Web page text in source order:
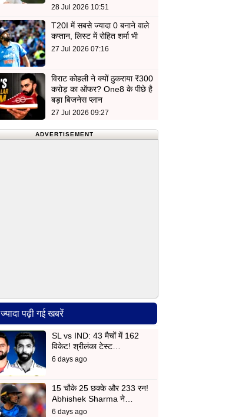
28 Jul 2026 10:51
T20I में सबसे ज्यादा 0 बनाने वाले
कप्तान, लिस्ट में रोहित शर्मा भी
27 Jul 2026 07:16
विराट कोहली ने क्यों ठुकराया ₹300
करोड़ का ऑफर? One8 के पीछे है
बड़ा बिजनेस प्लान
27 Jul 2026 09:27
ADVERTISEMENT
पढ़ी गई खबरें
SL vs IND: 43 मैचों में 162
विकेट! श्रीलंका टेस्ट…
6 days ago
15 चौके 25 छक्के और 233 रन!
Abhishek Sharma ने…
6 days ago